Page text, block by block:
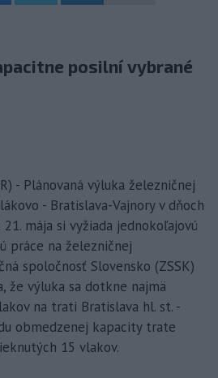
posilní vybrané
- Plánovaná výluka železničnej
- Bratislava-Vajnory v dňoch
21. mája si vyžiada jednokoľajovú
práce na železničnej
spoločnosť Slovensko (ZSSK)
že výluka sa dotkne najmä
na trati Bratislava hl. st. -
obmedzenej kapacity trate
15 vlakov.